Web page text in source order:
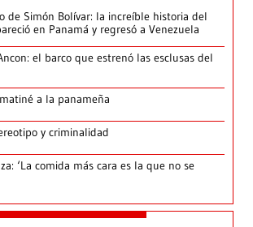
de Simón Bolívar: la increíble historia del
en Panamá y regresó a Venezuela
el barco que estrenó las esclusas del
a la panameña
y criminalidad
‘La comida más cara es la que no se